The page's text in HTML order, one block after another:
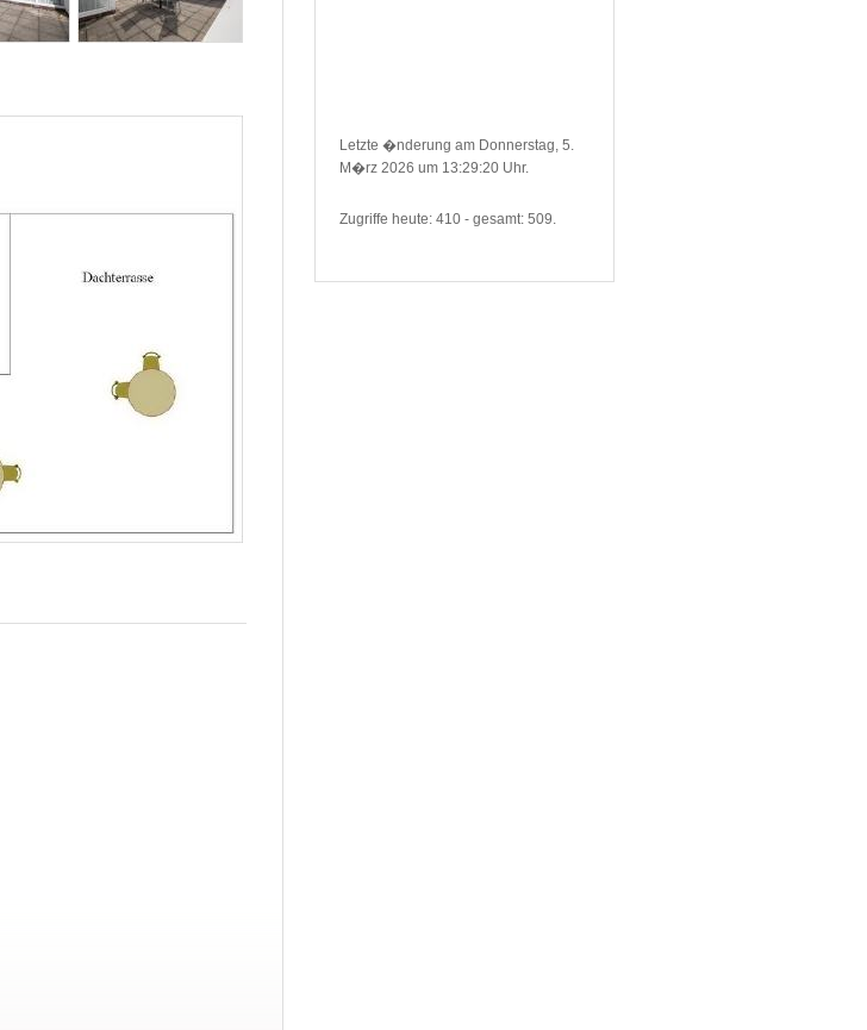
Letzte �nderung am Donnerstag, 5.
M�rz 2026 um 13:29:20 Uhr.
Zugriffe heute: 410 - gesamt: 509.